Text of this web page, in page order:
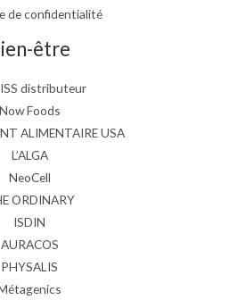
de confidentialité
être
distributeur
Now Foods
ALIMENTAIRE USA
L’ALGA
NeoCell
ORDINARY
ISDIN
AURACOS
PHYSALIS